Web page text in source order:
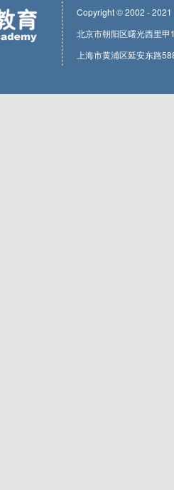
Copyright © 2002 -
北京市朝阳区曙光西里
上海市黄浦区延安东路